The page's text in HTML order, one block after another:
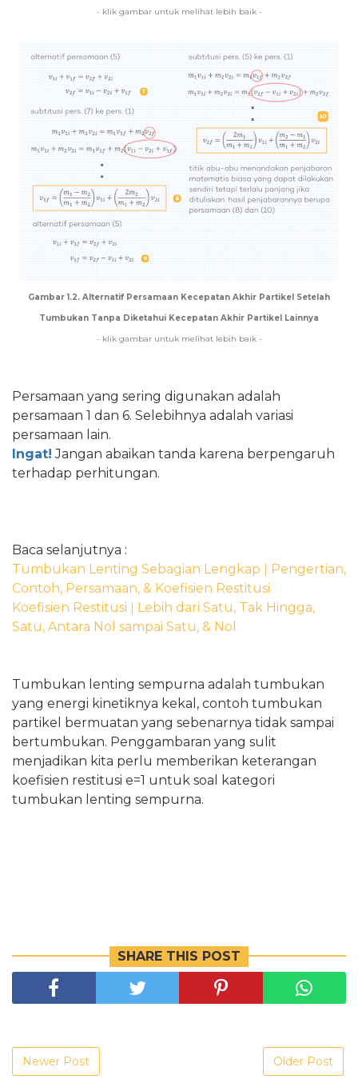
- klik gambar untuk melihat lebih baik -
Gambar 1.2. Alternatif Persamaan Kecepatan Akhir Partikel Setelah
Tumbukan Tanpa Diketahui Kecepatan Akhir Partikel Lainnya
- klik gambar untuk melihat lebih baik -
Persamaan yang sering digunakan adalah
persamaan 1 dan 6. Selebihnya adalah variasi
persamaan lain.
Ingat! Jangan abaikan tanda karena berpengaruh
terhadap perhitungan.
Baca selanjutnya :
Tumbukan Lenting Sebagian Lengkap ǀ Pengertian,
Contoh, Persamaan, & Koefisien Restitusi
Koefisien Restitusi ǀ Lebih dari Satu, Tak Hingga,
Satu, Antara Nol sampai Satu, & Nol
Tumbukan lenting sempurna adalah tumbukan
yang energi kinetiknya kekal, contoh tumbukan
partikel bermuatan yang sebenarnya tidak sampai
bertumbukan. Penggambaran yang sulit
menjadikan kita perlu memberikan keterangan
koefisien restitusi e=1 untuk soal kategori
tumbukan lenting sempurna.
SHARE THIS POST
Newer Post Older Post